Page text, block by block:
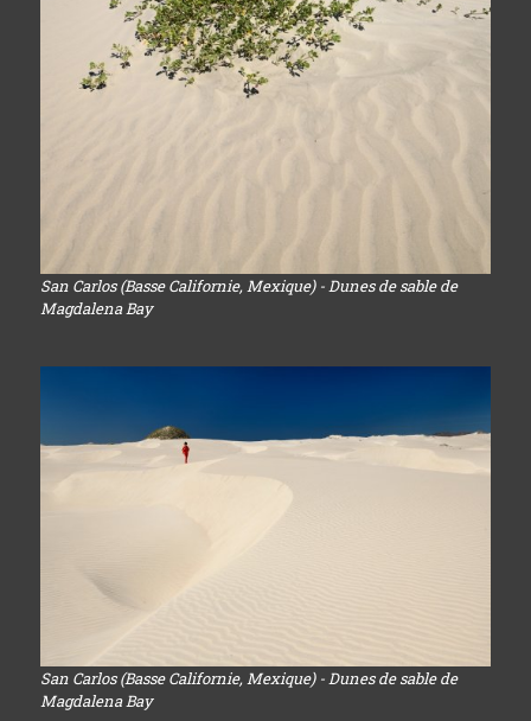
San Carlos (Basse Californie, Mexique) - Dunes de sable de
Magdalena Bay
San Carlos (Basse Californie, Mexique) - Dunes de sable de
Magdalena Bay